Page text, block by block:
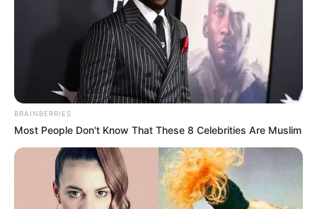
BRAINBERRIES
Most People Don't Know That These 8 Celebrities Are Muslim